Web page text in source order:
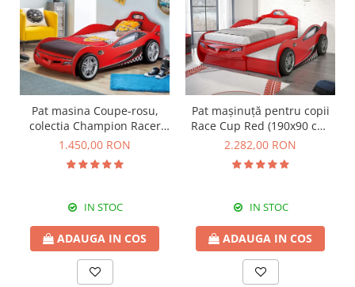
Pat masina Coupe-rosu,
colectia Champion Racer
90x190 Cm
1.450,00 RON
IN STOC
ADAUGA IN COS
Pat mașinuță pentru copii
Race Cup Red (190x90 cm)
cu pat suplimentar (90x180
2.282,00 RON
IN STOC
ADAUGA IN COS